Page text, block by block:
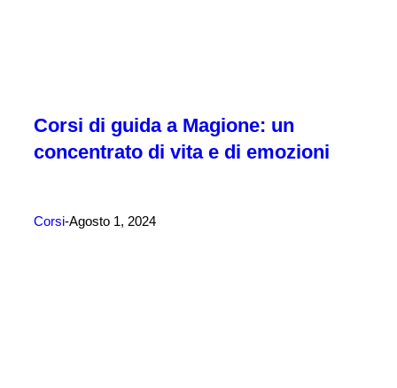
Corsi di guida a Magione: un
concentrato di vita e di emozioni
Corsi Agosto 1, 2024